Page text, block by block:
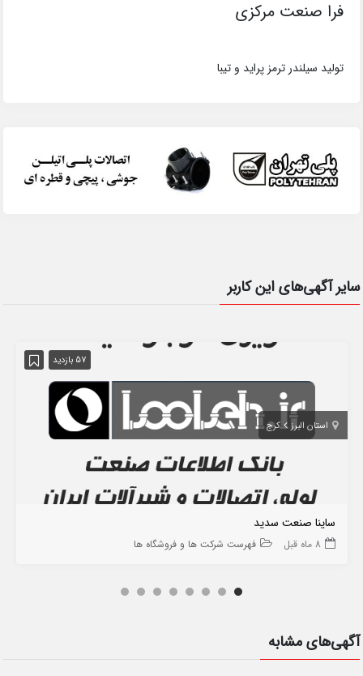
فرا صنعت مرکزی
تولید سیلندر ترمز پراید و تیبا
سایر آگهی‌های این کاربر
57 بازدید
استان البرز کرج
ساینا صنعت سدید
8 ماه قبل فهرست شرکت ها و فروشگاه ها
آگهی‌های مشابه